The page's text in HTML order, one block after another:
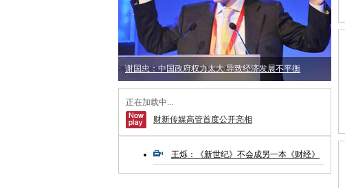
谢国忠：中国政府权力太大 导致经济发展不平衡
正在加载中...
财新传媒高管首度公开亮相
王烁：《新世纪》不会成另一本《财经》